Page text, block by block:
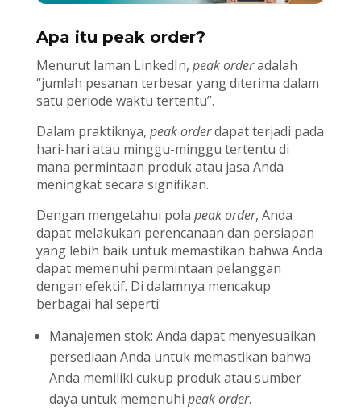
Apa itu peak order?
Menurut laman LinkedIn, peak orderadalah
“jumlah pesanan terbesar yang diterima dalam
satu periode waktu tertentu”.
Dalam praktiknya, peak orderdapat terjadi pada
hari-hari atau minggu-minggu tertentu di
mana permintaan produk atau jasa Anda
meningkat secara signifikan.
Dengan mengetahui pola peak order, Anda
dapat melakukan perencanaan dan persiapan
yang lebih baik untuk memastikan bahwa Anda
dapat memenuhi permintaan pelanggan
dengan efektif. Di dalamnya mencakup
berbagai hal seperti:
Manajemen stok: Anda dapat menyesuaikan
persediaan Anda untuk memastikan bahwa
Anda memiliki cukup produk atau sumber
daya untuk memenuhi peak order.